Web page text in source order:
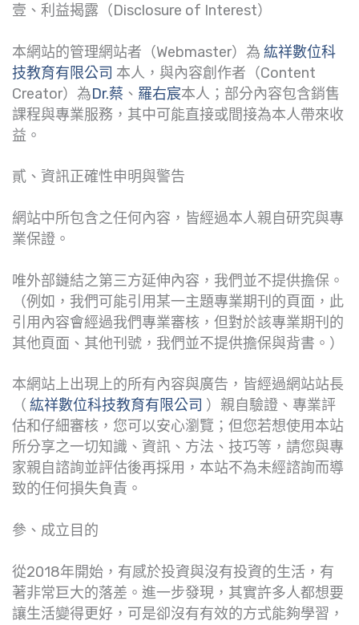
壹、利益揭露（Disclosure of Interest）
本網站的管理網站者（Webmaster）為 紘祥數位科
技教育有限公司 本人，與內容創作者（Content
Creator）為Dr.蔡 、 羅右宸本人；部分內容包含銷售
課程與專業服務，其中可能直接或間接為本人帶來收
益。
貳、資訊正確性申明與警告
網站中所包含之任何內容，皆經過本人親自研究與專
業保證。
唯外部鏈結之第三方延伸內容，我們並不提供擔保。
（例如，我們可能引用某一主題專業期刊的頁面，此
引用內容會經過我們專業審核，但對於該專業期刊的
其他頁面、其他刊號，我們並不提供擔保與背書。）
本網站上出現上的所有內容與廣告，皆經過網站站長
（ 紘祥數位科技教育有限公司 ）親自驗證、專業評
估和仔細審核，您可以安心瀏覽；但您若想使用本站
所分享之一切知識、資訊、方法、技巧等，請您與專
家親自諮詢並評估後再採用，本站不為未經諮詢而導
致的任何損失負責。
參、成立目的
從2018年開始，有感於投資與沒有投資的生活，有
著非常巨大的落差。進一步發現，其實許多人都想要
讓生活變得更好，可是卻沒有有效的方式能夠學習，